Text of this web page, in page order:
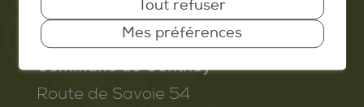
Liste des commerces
Commune de Conthey
Route de Savoie 54
Tout refuser
Mes préférences